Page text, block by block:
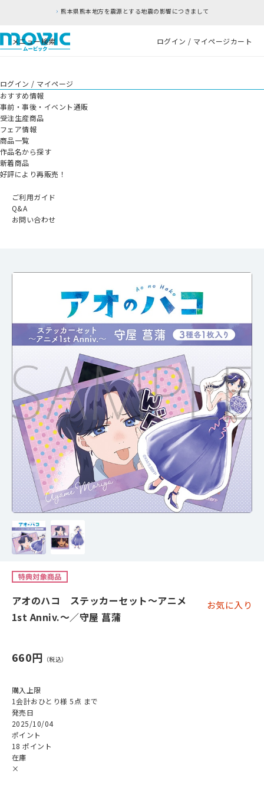
熊本県熊本地方を震源とする地震の影響につきまして
メニュー検索 ログイン / マイページカート
ログイン / マイページ
おすすめ情報
事前・事後・イベント通販
受注生産商品
フェア情報
商品一覧
作品名から探す
新着商品
好評により再販売！
ご利用ガイド
Q&A
お問い合わせ
アオのハコ ステッカーセット～アニメ
1st Anniv.～／守屋 菖蒲
お気に入り
660円
購入上限
1会計おひとり様 5点 まで
発売日
2025/10/04
ポイント
18 ポイント
在庫
×